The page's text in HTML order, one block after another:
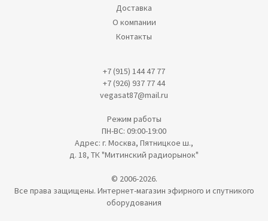
Доставка
О компании
Контакты
+7 (915) 144 47 77
+7 (926) 937 77 44
vegasat87@mail.ru
Режим работы
ПН-ВС: 09:00-19:00
Адрес: г. Москва, Пятницкое ш.,
д. 18, ТК "Митинский радиорынок"
© 2006-2026.
Все права защищены. Интернет-магазин эфирного и спутникого
оборудования